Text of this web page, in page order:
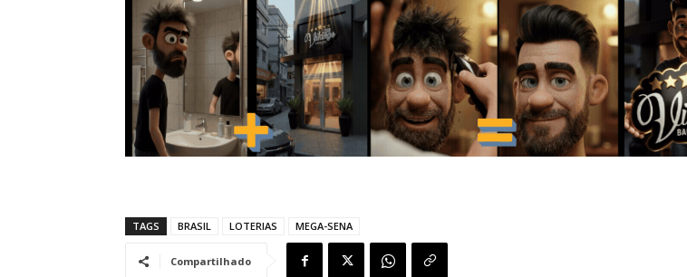
TAGS BRASIL LOTERIAS MEGA-SENA
Compartilhado